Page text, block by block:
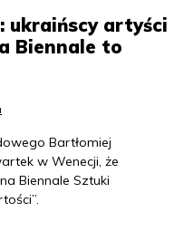
ukraińscy artyści
Biennale to
Bartłomiej
w Wenecji, że
Biennale Sztuki